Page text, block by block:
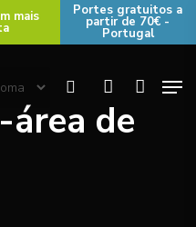
mais Portes gratuitos a
partir de 70€ -
Portugal
searchaccount
de